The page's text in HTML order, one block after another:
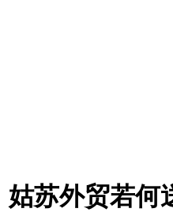
苏外贸若何